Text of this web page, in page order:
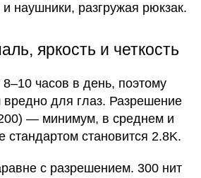
наушники, разгружая рюкзак.
яркость и четкость
часов в день, поэтому
вредно для глаз. Разрешение
— минимум, в среднем и
стандартом становится 2.8K.
с разрешением. 300 нит